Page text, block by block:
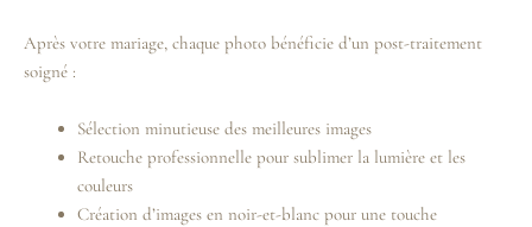
Après votre mariage, chaque photo bénéficie d’un post-traitement
soigné :
Sélection minutieuse des meilleures images
Retouche professionnelle pour sublimer la lumière et les
couleurs
Création d’images en noir-et-blanc pour une touche